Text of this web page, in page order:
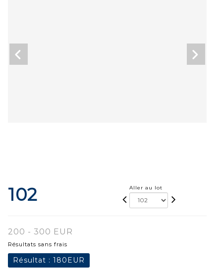
102 Aller au lot
200 - 300 EUR
Résultats sans frais
Résultat : 180EUR